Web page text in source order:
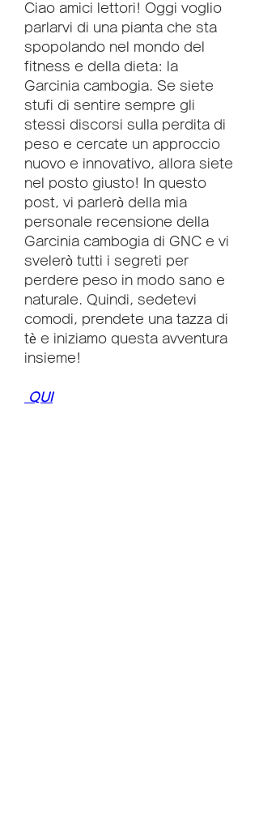
Ciao amici lettori! Oggi voglio
parlarvi di una pianta che sta
spopolando nel mondo del
fitness e della dieta: la
Garcinia cambogia. Se siete
stufi di sentire sempre gli
stessi discorsi sulla perdita di
peso e cercate un approccio
nuovo e innovativo, allora siete
nel posto giusto! In questo
post, vi parlerò della mia
personale recensione della
Garcinia cambogia di GNC e vi
svelerò tutti i segreti per
perdere peso in modo sano e
naturale. Quindi, sedetevi
comodi, prendete una tazza di
tè e iniziamo questa avventura
insieme!
QUI